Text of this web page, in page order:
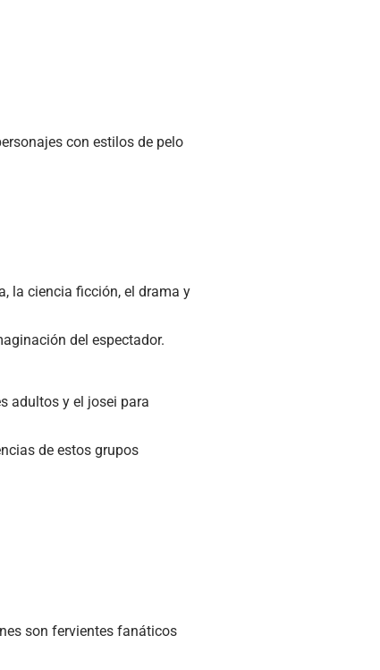
con estilos de pelo
la ciencia ficción, el drama y
del espectador.
adultos y el josei para
de estos grupos
son fervientes fanáticos